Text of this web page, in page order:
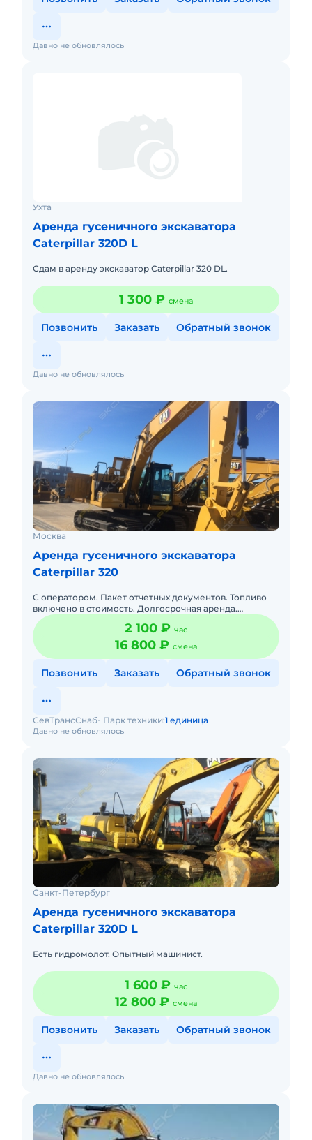
Давно не обновлялось
Ухта
Аренда гусеничного экскаватора
Caterpillar 320D L
Сдам в аренду экскаватор Caterpillar 320 DL.
1 300 ₽ смена
Позвонить Заказать Обратный звонок
Давно не обновлялось
Москва
Аренда гусеничного экскаватора
Caterpillar 320
С оператором. Пакет отчетных документов. Топливо
включено в стоимость. Долгосрочная аренда.
Компания занимается арендой спец техники, парк 8
единиц. К каждому
2 100 ₽ час
16 800 ₽ смена
Позвонить Заказать Обратный звонок
Давно не обновлялось
СевТрансСнаб Парк техники:1 единица
Санкт-Петербург
Аренда гусеничного экскаватора
Caterpillar 320D L
Есть гидромолот. Опытный машинист.
1 600 ₽ час
12 800 ₽ смена
Позвонить Заказать Обратный звонок
Давно не обновлялось